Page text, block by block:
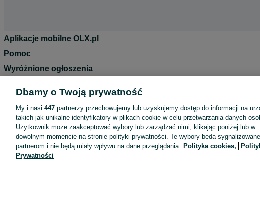
Aplikacje mobilne OLX.pl
Pomoc
Wyróżnione ogłoszenia
Regulamin
Polityka prywatności
Reklama
Informacja o realizowanej strategii podatkowej
Dbamy o Twoją prywatność
My i nasi 447 partnerzy przechowujemy lub uzyskujemy dostęp do informacji na
takich jak unikalne identyfikatory w plikach cookie w celu przetwarzania danych
Użytkownik może zaakceptować wybory lub zarządzać nimi, klikając poniżej lub w
dowolnym momencie na stronie polityki prywatności. Te wybory będą
partnerom i nie będą miały wpływu na dane przeglądania. Polityka cookies,
Prywatności